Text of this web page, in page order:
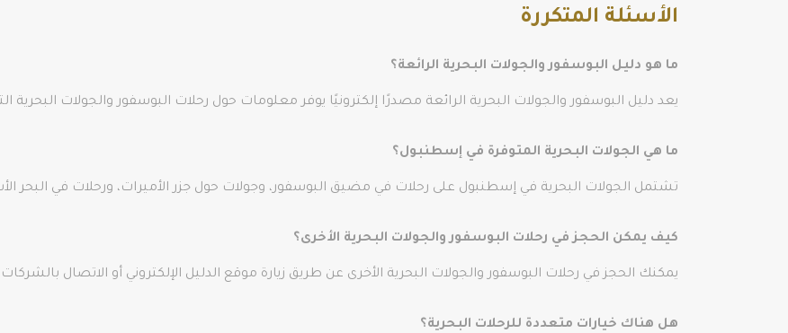
الأسئلة المتكررة
ما هو دليل البوسفور والجولات البحرية الرائعة؟
يعد دليل البوسفور والجولات البحرية الرائعة مصدرًا إلكترونيًا يوفر معلومات حول رحلات البوسفور والجولات البحرية
ما هي الجولات البحرية المتوفرة في إسطنبول؟
تشتمل الجولات البحرية في إسطنبول على رحلات في مضيق البوسفور، وجولات حول جزر الأميرات، ورحلات في البحر
كيف يمكن الحجز في رحلات البوسفور والجولات البحرية الأخرى؟
يمكنك الحجز في رحلات البوسفور والجولات البحرية الأخرى عن طريق زيارة موقع الدليل الإلكتروني أو الاتصال
هل هناك خيارات متعددة للرحلات البحرية؟